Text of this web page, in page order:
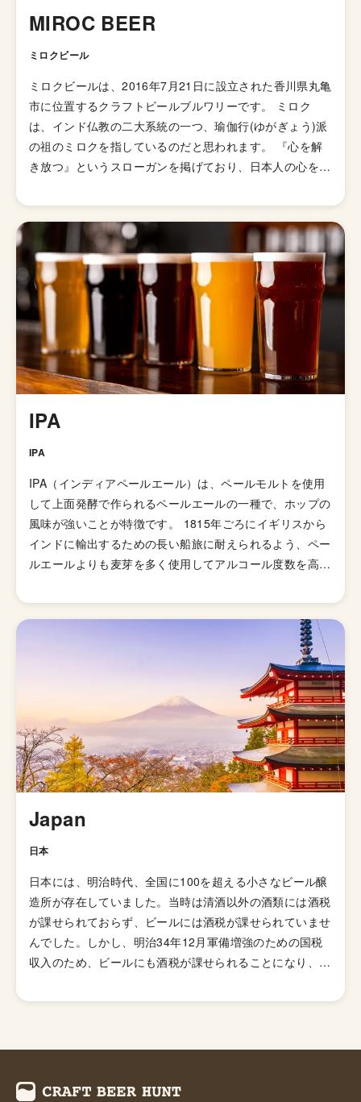
MIROC BEER
ミロクビール
ミロクビールは、2016年7月21日に設立された香川県丸亀
市に位置するクラフトビールブルワリーです。 ミロク
は、インド仏教の二大系統の一つ、瑜伽行(ゆがぎょう)派
の祖のミロクを指しているのだと思われます。 ​『心を解
き放つ』というスローガンを掲げており、日本人の心を解
い、その考えをビール造りにも反映させているとのことで
す。 その主張を受けてか、「阿字観」などの古くから伝
わる教えにちなんだ名前のビールを多く醸造しています。
IPA
IPA
IPA（インディアペールエール）は、ペールモルトを使用
して上面発酵で作られるペールエールの一種で、ホップの
風味が強いことが特徴です。 1815年ごろにイギリスから
インドに輸出するための長い船旅に耐えられるよう、ペー
ルエールよりも麦芽を多く使用してアルコール度数を高め
れました。そして、1829年に「IPA（インディアンペール
エール）」の呼び名で広告が掲載されて以来、ホップの比
重が高いビールとしてイギリス国内で人気が高まってい
き、21世紀にはイギリスで最も人気のあるビアスタイル
の一つとなりました。イギリスのブルワリー教会SIBAの
金メダルを受賞したブリュードッグの「パンクIPA」など
が有名です。 伝統的なIPAのスタイルは、オーストラリア
やニュージーランドなどの当時の植民地諸国へと輸出さ
れ、各国へと普及していきましたが、アメリカではさらに
独自の進化を遂げてきました。 ローストしたモルトを使
素を加えて頭部を取り除きドライで爽やかな飲み口を実現
した「ブリュットIPA」、ホップが強烈でアルコール度数
味の少ないホップを使い、ジューシーな柑橘系とフローラ
ルのフレーバーが特徴の「ニューイングランドIPA（ヘイ
ジーIPA・ジューシーIPA）」など様々なIPAのスタイルが
存在します。
Japan
日本
日本には、明治時代、全国に100を超える小さなビール醸
造所が存在していました。当時は清酒以外の酒類には酒税
が課せられておらず、ビールには酒税が課せられていませ
んでした。しかし、明治34年12月軍備増強のための国税
収入のため、ビールにも酒税が課せられることになり、資
を消していきました。これによりビール作りは戦後しばら
の年間2,000キロリッターから60キロリッターに引き下げ